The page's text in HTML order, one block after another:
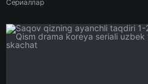
Сериаллар